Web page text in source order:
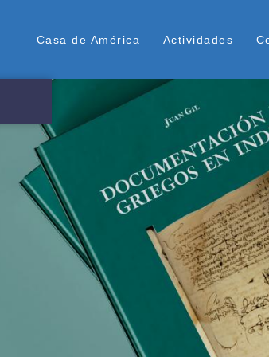
Menú Superior
Casa de América Actividades